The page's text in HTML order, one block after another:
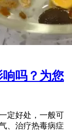
响吗？为您
定好处，一般可
、治疗热毒病症